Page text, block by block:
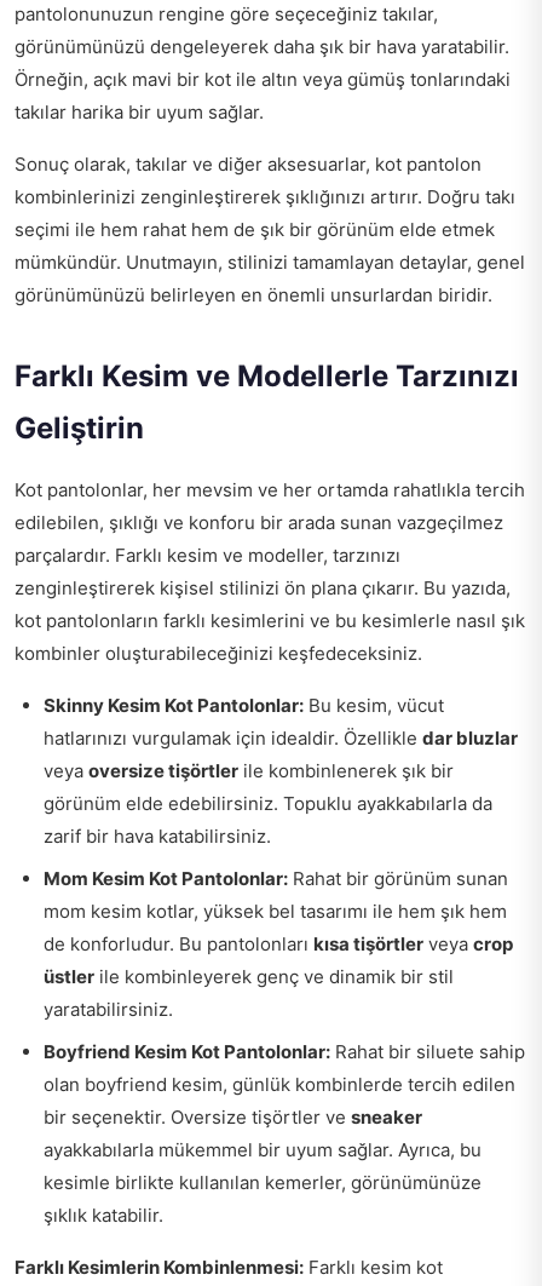
pantolonunuzun rengine göre seçeceğiniz takılar,
görünümünüzü dengeleyerek daha şık bir hava yaratabilir.
Örneğin, açık mavi bir kot ile altın veya gümüş tonlarındaki
takılar harika bir uyum sağlar.
Sonuç olarak, takılar ve diğer aksesuarlar, kot pantolon
kombinlerinizi zenginleştirerek şıklığınızı artırır. Doğru takı
seçimi ile hem rahat hem de şık bir görünüm elde etmek
mümkündür. Unutmayın, stilinizi tamamlayan detaylar, genel
görünümünüzü belirleyen en önemli unsurlardan biridir.
Farklı Kesim ve Modellerle Tarzınızı
Geliştirin
Kot pantolonlar, her mevsim ve her ortamda rahatlıkla tercih
edilebilen, şıklığı ve konforu bir arada sunan vazgeçilmez
parçalardır. Farklı kesim ve modeller, tarzınızı
zenginleştirerek kişisel stilinizi ön plana çıkarır. Bu yazıda,
kot pantolonların farklı kesimlerini ve bu kesimlerle nasıl şık
kombinler oluşturabileceğinizi keşfedeceksiniz.
Skinny Kesim Kot Pantolonlar: Bu kesim, vücut
hatlarınızı vurgulamak için idealdir. Özellikle dar bluzlar
veya oversize tişörtler ile kombinlenerek şık bir
görünüm elde edebilirsiniz. Topuklu ayakkabılarla da
zarif bir hava katabilirsiniz.
Mom Kesim Kot Pantolonlar: Rahat bir görünüm sunan
mom kesim kotlar, yüksek bel tasarımı ile hem şık hem
de konforludur. Bu pantolonları kısa tişörtler veya crop
üstler ile kombinleyerek genç ve dinamik bir stil
yaratabilirsiniz.
Boyfriend Kesim Kot Pantolonlar: Rahat bir siluete sahip
olan boyfriend kesim, günlük kombinlerde tercih edilen
bir seçenektir. Oversize tişörtler ve sneaker
ayakkabılarla mükemmel bir uyum sağlar. Ayrıca, bu
kesimle birlikte kullanılan kemerler, görünümünüze
şıklık katabilir.
Farklı Kesimlerin Kombinlenmesi: Farklı kesim kot